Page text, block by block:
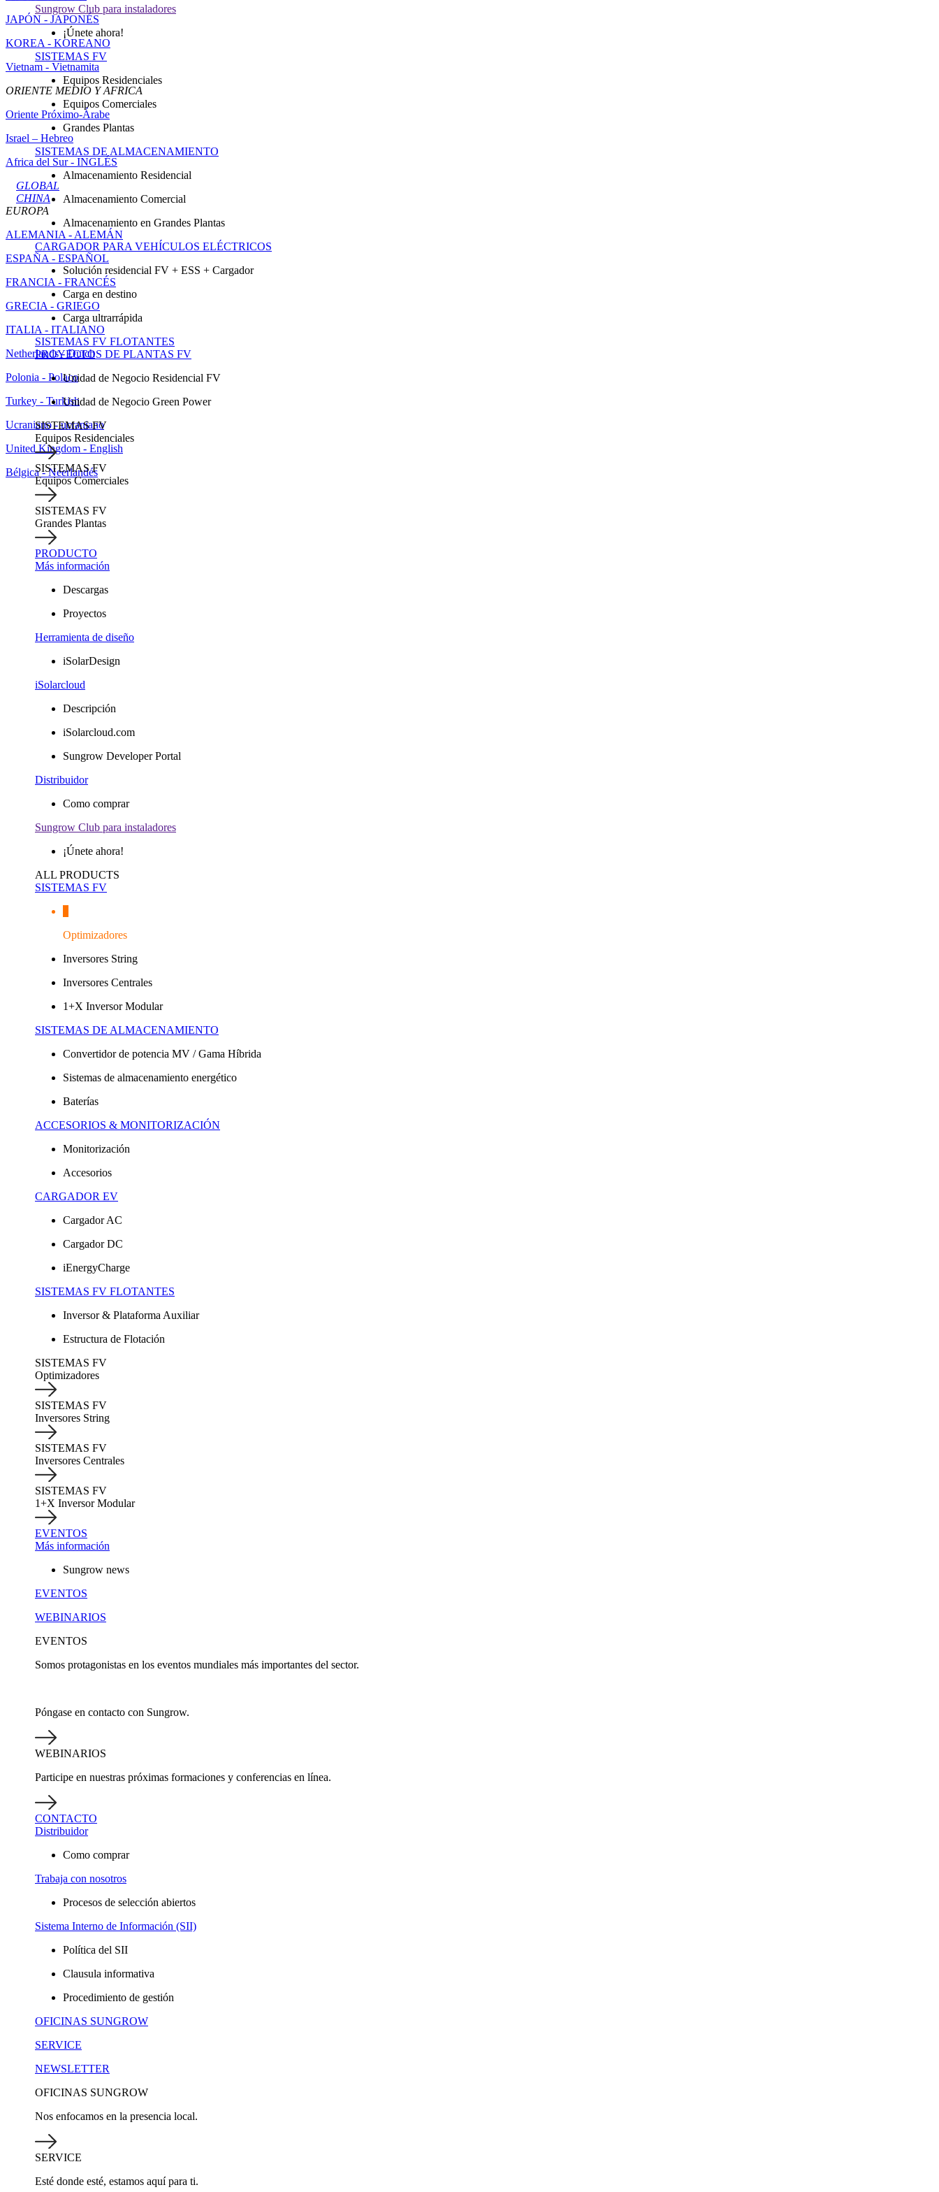
JAPÓN - JAPONÉS
KOREA - KOREANO
Vietnam - Vietnamita
ORIENTE MEDIO Y AFRICA
Oriente Próximo-Árabe
Israel – Hebreo
Africa del Sur - INGLÉS
GLOBAL
CHINA
EUROPA
ALEMANIA - ALEMÁN
ESPAÑA - ESPAÑOL
FRANCIA - FRANCÉS
GRECIA - GRIEGO
ITALIA - ITALIANO
Netherlands - Dutch
Polonia - Polaco
Turkey - Turkish
Ucraniano - ucraniano
United Kingdom - English
Bélgica - Neerlandés
Sungrow Club para instaladores
¡Únete ahora!
SISTEMAS FV
Equipos Residenciales
Equipos Comerciales
Grandes Plantas
SISTEMAS DE ALMACENAMIENTO
Almacenamiento Residencial
Almacenamiento Comercial
Almacenamiento en Grandes Plantas
CARGADOR PARA VEHÍCULOS ELÉCTRICOS
Solución residencial FV + ESS + Cargador
Carga en destino
Carga ultrarrápida
SISTEMAS FV FLOTANTES
PROYECTOS DE PLANTAS FV
Unidad de Negocio Residencial FV
Unidad de Negocio Green Power
SISTEMAS FV
Equipos Residenciales
SISTEMAS FV
Equipos Comerciales
SISTEMAS FV
Grandes Plantas
PRODUCTO
Más información
Descargas
Proyectos
Herramienta de diseño
iSolarDesign
iSolarcloud
Descripción
iSolarcloud.com
Sungrow Developer Portal
Distribuidor
Como comprar
Sungrow Club para instaladores
¡Únete ahora!
ALL PRODUCTS
SISTEMAS FV
Optimizadores
Inversores String
Inversores Centrales
1+X Inversor Modular
SISTEMAS DE ALMACENAMIENTO
Convertidor de potencia MV / Gama Híbrida
Sistemas de almacenamiento energético
Baterías
ACCESORIOS & MONITORIZACIÓN
Monitorización
Accesorios
CARGADOR EV
Cargador AC
Cargador DC
iEnergyCharge
SISTEMAS FV FLOTANTES
Inversor & Plataforma Auxiliar
Estructura de Flotación
SISTEMAS FV
Optimizadores
SISTEMAS FV
Inversores String
SISTEMAS FV
Inversores Centrales
SISTEMAS FV
1+X Inversor Modular
EVENTOS
Más información
Sungrow news
EVENTOS
WEBINARIOS
EVENTOS
Somos protagonistas en los eventos mundiales más importantes del sector.
Póngase en contacto con Sungrow.
WEBINARIOS
Participe en nuestras próximas formaciones y conferencias en línea.
CONTACTO
Distribuidor
Como comprar
Trabaja con nosotros
Procesos de selección abiertos
Sistema Interno de Información (SII)
Política del SII
Clausula informativa
Procedimiento de gestión
OFICINAS SUNGROW
SERVICE
NEWSLETTER
OFICINAS SUNGROW
Nos enfocamos en la presencia local.
SERVICE
Esté donde esté, estamos aquí para ti.